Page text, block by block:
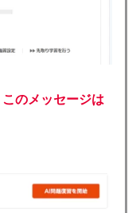
のメッセージは